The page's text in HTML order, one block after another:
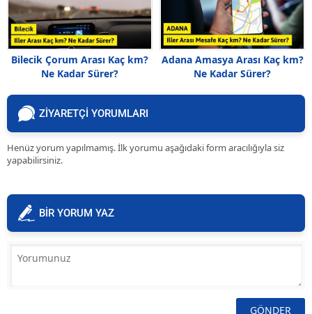
Bilecik Çorum Arası Kaç km?
Ne Kadar Sürer?
Adana Amasya Arası Kaç km?
Ne Kadar Sürer?
ZİYARETÇİ YORUMLARI
Henüz yorum yapılmamış. İlk yorumu aşağıdaki form aracılığıyla siz
yapabilirsiniz.
BİR YORUM YAZ